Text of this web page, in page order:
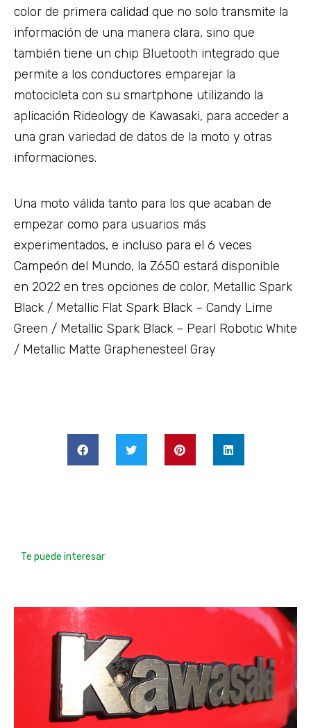
color de primera calidad que no solo transmite la
información de una manera clara, sino que
también tiene un chip Bluetooth integrado que
permite a los conductores emparejar la
motocicleta con su smartphone utilizando la
aplicación Rideology de Kawasaki, para acceder a
una gran variedad de datos de la moto y otras
informaciones.
Una moto válida tanto para los que acaban de
empezar como para usuarios más
experimentados, e incluso para el 6 veces
Campeón del Mundo, la Z650 estará disponible
en 2022 en tres opciones de color, Metallic Spark
Black / Metallic Flat Spark Black – Candy Lime
Green / Metallic Spark Black – Pearl Robotic White
/ Metallic Matte Graphenesteel Gray
Te puede interesar